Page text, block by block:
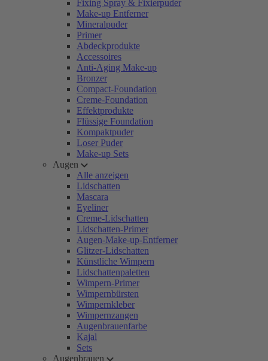
Fixing Spray & Fixierpuder
Make-up Entferner
Mineralpuder
Primer
Abdeckprodukte
Accessoires
Anti-Aging Make-up
Bronzer
Compact-Foundation
Creme-Foundation
Effektprodukte
Flüssige Foundation
Kompaktpuder
Loser Puder
Make-up Sets
Augen
Alle anzeigen
Lidschatten
Mascara
Eyeliner
Creme-Lidschatten
Lidschatten-Primer
Augen-Make-up-Entferner
Glitzer-Lidschatten
Künstliche Wimpern
Lidschattenpaletten
Wimpern-Primer
Wimpernbürsten
Wimpernkleber
Wimpernzangen
Augenbrauenfarbe
Kajal
Sets
Augenbrauen